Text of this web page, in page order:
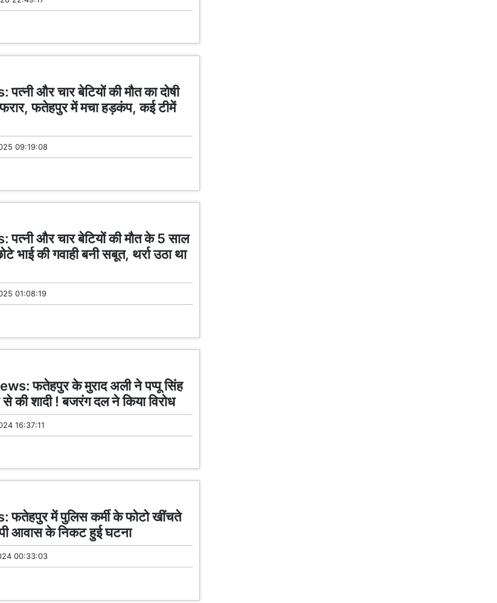
और चार बेटियों की मौत का दोषी
फतेहपुर में मचा हड़कंप, कई टीमें
09:19:08
और चार बेटियों की मौत के 5 साल
भाई की गवाही बनी सबूत, थर्रा उठा था
01:08:19
फतेहपुर के मुराद अली ने पप्पू सिंह
की शादी ! बजरंग दल ने किया विरोध
16:37:11
में पुलिस कर्मी के फोटो खींचते
आवास के निकट हुई घटना
00:33:03